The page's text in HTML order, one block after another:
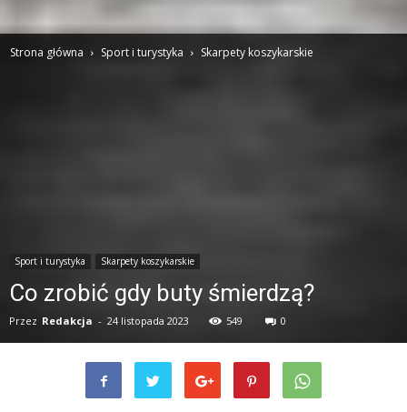
Strona główna Sport i turystyka Skarpety koszykarskie
Sport i turystyka Skarpety koszykarskie
Co zrobić gdy buty śmierdzą?
Przez Redakcja - 24 listopada 2023 549 0